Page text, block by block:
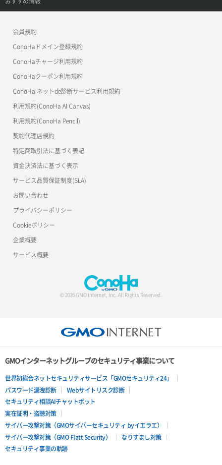
APIドキュメントVPS3.0
美雲このは徹底ガイド
会員規約
ConoHaドメイン登録規約
ConoHaチャージ利用規約
ConoHaクーポン利用規約
ConoHa ネットde診断サービス利用規約
利用規約(ConoHa AI Canvas)
利用規約(ConoHa Pencil)
契約代理店規約
特定商取引法に基づく表記
資金決済法に基づく表示
サービス品質保証制度(SLA)
お問い合わせ
プライバシーポリシー
Cookieポリシー
企業概要
サービス概要
© 2026 GMO Internet, Inc. All Rights Reserved.
GMOインターネットグループのセキュリティ事業について
世界初総合ネットセキュリティサービス「GMOセキュリティ24」
パスワード漏洩診断
Webサイトリスク診断
セキュリティ相談AIチャットボット
実在証明・盗聴対策
サイバー攻撃対策（GMOサイバーセキュリティ byイエラエ）
サイバー攻撃対策（GMO Flatt Security）
なりすまし対策
セキュリティ事業の軌跡